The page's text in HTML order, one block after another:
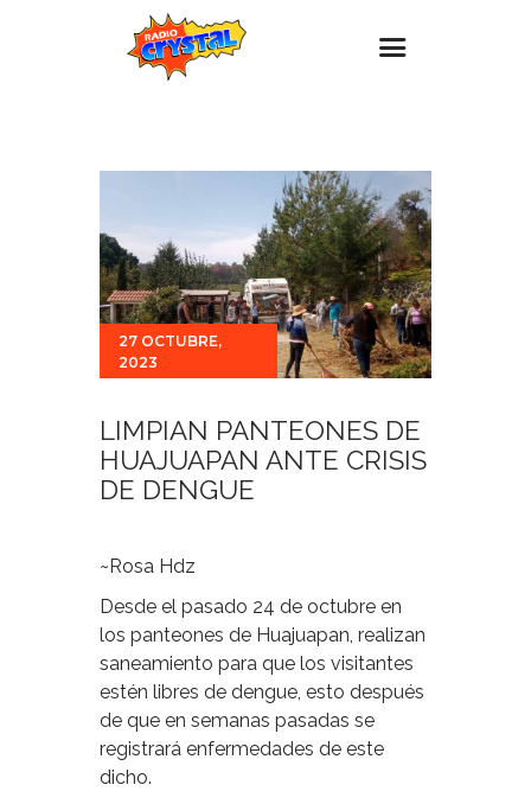
Eventos
Promociones
Noticias
Para ti
27 OCTUBRE,
2023
LIMPIAN PANTEONES DE
HUAJUAPAN ANTE CRISIS
DE DENGUE
~Rosa Hdz
Desde el pasado 24 de octubre en
los panteones de Huajuapan, realizan
saneamiento para que los visitantes
estén libres de dengue, esto después
de que en semanas pasadas se
registrará enfermedades de este
dicho.